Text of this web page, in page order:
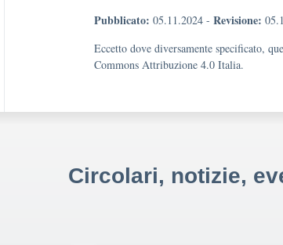
Pubblicato: 05.11.2024 - Revisione:
Eccetto dove diversamente specificato,
Commons Attribuzione 4.0 Italia.
Circolari, notizie,